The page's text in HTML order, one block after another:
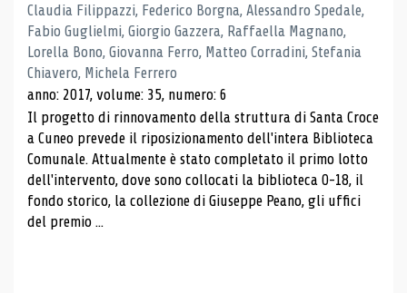
Claudia Filippazzi, Federico Borgna, Alessandro Spedale,
Fabio Guglielmi, Giorgio Gazzera, Raffaella Magnano,
Lorella Bono, Giovanna Ferro, Matteo Corradini, Stefania
Chiavero, Michela Ferrero
anno: 2017, volume: 35, numero: 6
Il progetto di rinnovamento della struttura di Santa Croce
a Cuneo prevede il riposizionamento dell'intera Biblioteca
Comunale. Attualmente è stato completato il primo lotto
dell'intervento, dove sono collocati la biblioteca 0-18, il
fondo storico, la collezione di Giuseppe Peano, gli uffici
del premio ...